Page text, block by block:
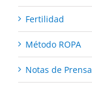
Fertilidad
Método ROPA
Notas de Prensa